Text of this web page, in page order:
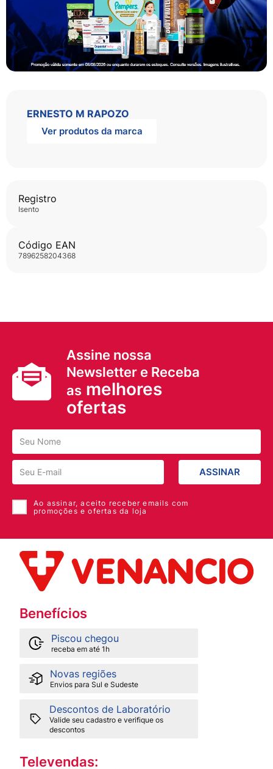
ERNESTO M RAPOZO
Ver produtos da marca
Registro
isento
Código EAN
7896258204368
Assine nossa
Newsletter e Receba
as melhores
ofertas
ASSINAR
Ao assinar, aceito receber emails com
promoções e ofertas da loja
Benefícios
Piscou chegou
receba em até 1h
Novas regiões
Envios para Sul e Sudeste
Descontos de Laboratório
Valide seu cadastro e verifique os
descontos
Televendas: